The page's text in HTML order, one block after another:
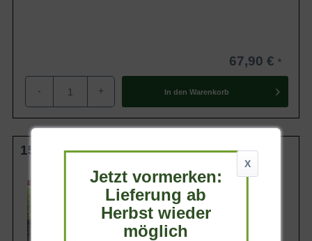
67,90 €
- + In den Warenkorb
150-175 cm C20
Wuchsendhöhe
bis zu 3,5 m
Belaubung
Sommergrün
Blatt- / Nadelfarbe
X
Jetzt vormerken:
Lieferung ab
Herbst wieder
möglich